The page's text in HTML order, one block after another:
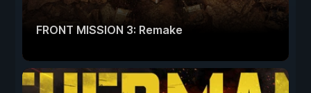
FRONT MISSION 3: Remake